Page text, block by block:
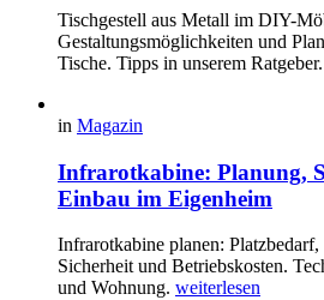
Tischgestell aus Metall im DIY-
Gestaltungsmöglichkeiten und
Tische. Tipps in unserem Ratgeber.
in Magazin
Infrarotkabine: Planung,
Einbau im Eigenheim
Infrarotkabine planen:
Sicherheit und Betriebskosten.
und Wohnung. weiterlesen